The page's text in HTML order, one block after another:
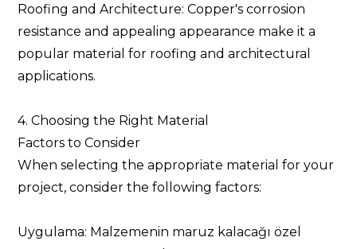
Roofing and Architecture: Copper's corrosion
resistance and appealing appearance make it a
popular material for roofing and architectural
applications.
4. Choosing the Right Material
Factors to Consider
When selecting the appropriate material for your
project, consider the following factors:
Uygulama: Malzemenin maruz kalacağı özel